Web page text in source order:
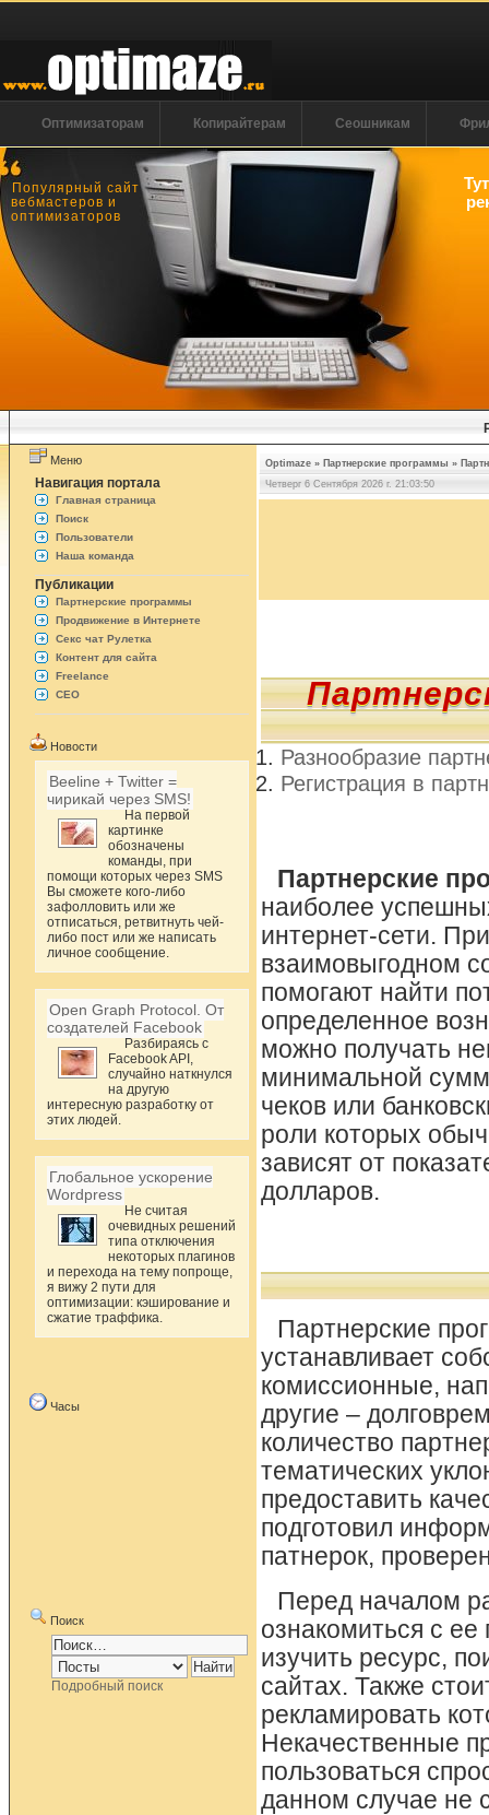
Оптимизаторам Копирайтерам Сеошникам
Популярный сайт
вебмастеров и
оптимизаторов
Меню
Навигация портала
Главная страница
Поиск
Пользователи
Наша команда
Публикации
Партнерские программы
Продвижение в Интернете
Секс чат Рулетка
Контент для сайта
Freelance
СЕО
Новости
Beeline + Twitter =
чирикай через SMS!
На первой
картинке
обозначены
команды, при
помощи которых через SMS
Вы сможете кого-либо
зафолловить или же
отписаться, ретвитнуть чей-
либо пост или же написать
личное сообщение.
Open Graph Protocol. От
создателей Facebook
Разбираясь с
Facebook API,
случайно наткнулся
на другую
интересную разработку от
этих людей.
Глобальное ускорение
Wordpress
Не считая
очевидных решений
типа отключения
некоторых плагинов
и перехода на тему попроще,
я вижу 2 пути для
оптимизации: кэширование и
сжатие траффика.
Часы
Поиск
Подробный поиск
Optimaze » Партнерские программы »
Четверг 6 Сентября 2026 г. 21:03:51
Разнообразие
Регистрация в
Партнерские
наиболее
интернет-сети.
взаимовыгодном
помогают найти
определенное
можно получать
минимальной
чеков или
роли которых
зависят от
долларов.
Партнерские
устанавливает
комиссионные,
другие –
количество
тематических
предоставить
подготовил
патнерок,
Перед началом
ознакомиться с
изучить ресурс,
сайтах. Также
рекламировать
Некачественные
пользоваться
данном случае не